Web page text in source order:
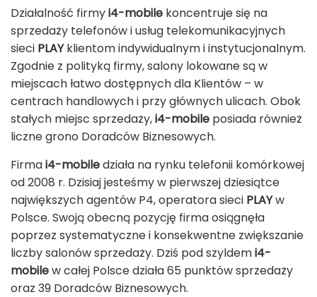
Działalność firmyi4-mobile koncentruje się na
sprzedaży telefonów i usług telekomunikacyjnych
sieci PLAYklientom indywidualnym i instytucjonalnym.
Zgodnie z polityką firmy, salony lokowane są w
miejscach łatwo dostępnych dla Klientów – w
centrach handlowych i przy głównych ulicach. Obok
stałych miejsc sprzedaży,i4-mobile posiada również
liczne grono Doradców Biznesowych.
Firmai4-mobiledziała na rynku telefonii komórkowej
od 2008 r. Dzisiaj jesteśmy w pierwszej dziesiątce
największych agentów P4, operatora sieci PLAYw
Polsce. Swoją obecną pozycję firma osiągnęła
poprzez systematyczne i konsekwentne zwiększanie
liczby salonów sprzedaży. Dziś pod szyldemi4-
mobilew całej Polsce działa 65 punktów sprzedaży
oraz 39 Doradców Biznesowych.